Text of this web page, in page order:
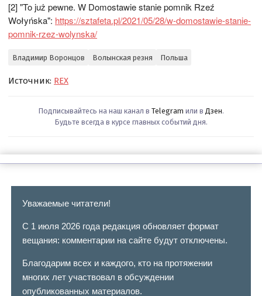
[2] "To już pewne. W Domostawie stanie pomnik Rzeź
Wołyńska": https://sztafeta.pl/2021/05/28/w-domostawie-stanie-
pomnik-rzez-wolynska/
Владимир Воронцов Волынская резня Польша
Источник: REX
Подписывайтесь на наш канал в Telegram или в Дзен.
Будьте всегда в курсе главных событий дня.
Уважаемые читатели!
С 1 июля 2026 года редакция обновляет формат
вещания: комментарии на сайте будут отключены.
Благодарим всех и каждого, кто на протяжении
многих лет участвовал в обсуждении
опубликованных материалов.